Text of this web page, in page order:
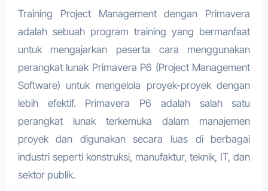
Training Project Management dengan Primavera
adalah sebuah program training yang bermanfaat
untuk mengajarkan peserta cara menggunakan
perangkat lunak Primavera P6 (Project Management
Software) untuk mengelola proyek-proyek dengan
lebih efektif. Primavera P6 adalah salah satu
perangkat lunak terkemuka dalam manajemen
proyek dan digunakan secara luas di berbagai
industri seperti konstruksi, manufaktur, teknik, IT, dan
sektor publik.